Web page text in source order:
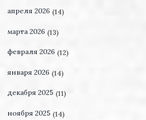
апреля 2026 (14)
марта 2026 (13)
февраля 2026 (12)
января 2026 (14)
декабря 2025 (11)
ноября 2025 (14)